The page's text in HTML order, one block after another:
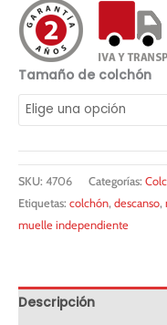
Tamaño de colchón
SKU: 4706 Categorías:
Etiquetas: colchón, descanso,
muelle independiente
Descripción